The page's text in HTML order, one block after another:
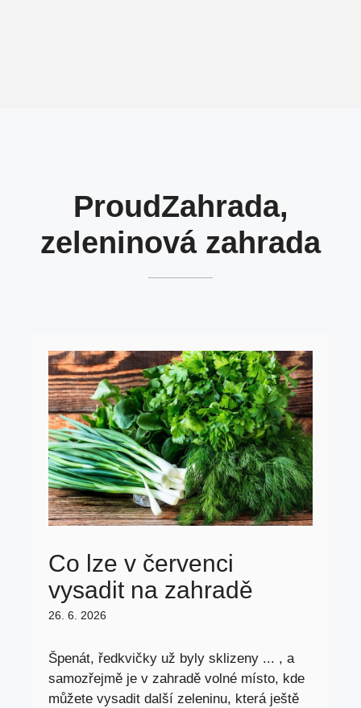
ProudZahrada,
zeleninová zahrada
Co lze v červenci
vysadit na zahradě
26. 6. 2026
Špenát, ředkvičky už byly sklizeny ... , a
samozřejmě je v zahradě volné místo, kde
můžete vysadit další zeleninu, která ještě